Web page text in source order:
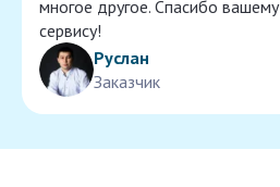
многое другое. Спасибо вашему
сервису!
Руслан
Заказчик